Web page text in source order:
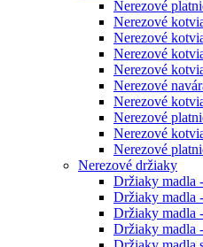
Nerezové
Nerezové
Nerezové
Nerezové
Nerezové
Nerezové
Nerezové
Nerezové
Nerezové
Nerezové
Nerezové držiaky
Držiaky madla
Držiaky madla
Držiaky madla
Držiaky madla